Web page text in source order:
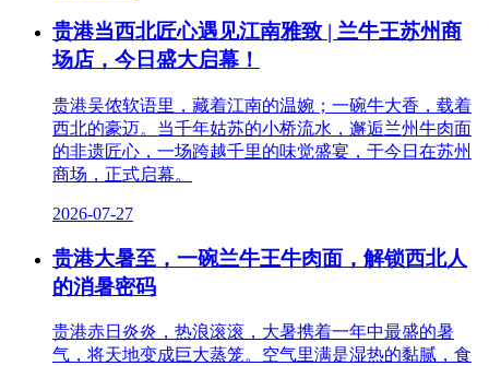
贵港当西北匠心遇见江南雅致 | 兰牛王苏州商
场店，今日盛大启幕！
贵港吴侬软语里，藏着江南的温婉；一碗牛大香，载着
西北的豪迈。当千年姑苏的小桥流水，邂逅兰州牛肉面
的非遗匠心，一场跨越千里的味觉盛宴，于今日在苏州
商场，正式启幕。
2026-07-27
贵港大暑至，一碗兰牛王牛肉面，解锁西北人
的消暑密码
贵港赤日炎炎，热浪滚滚，大暑携着一年中最盛的暑
气，将天地变成巨大蒸笼。空气里满是湿热的黏腻，食